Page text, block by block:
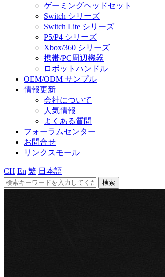
ゲーミングヘッドセット
Switch シリーズ
Switch Lite シリーズ
P5/P4 シリーズ
Xbox/360 シリーズ
携帯/PC周辺機器
ロボットハンドル
OEM/ODM サンプル
情報更新
会社について
人気情報
よくある質問
フォーラムセンター
お問合せ
リンクスモール
CH En 繁 日本語